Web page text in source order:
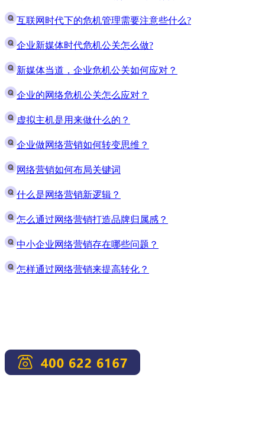
互联网时代下的危机管理需要注意些什么?
企业新媒体时代危机公关怎么做?
新媒体当道，企业危机公关如何应对？
企业的网络危机公关怎么应对？
虚拟主机是用来做什么的？
企业做网络营销如何转变思维？
网络营销如何布局关键词
什么是网络营销新逻辑？
怎么通过网络营销打造品牌归属感？
中小企业网络营销存在哪些问题？
怎样通过网络营销来提高转化？